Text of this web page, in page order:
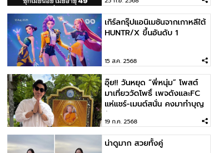
เกิร์ลกรุ๊ปแอนิเมชันจากเกาหลีใต้
HUNTR/X ขึ้นอันดับ 1
15 ส.ค. 2568
อุ๊ย!! วันหยุด “พี่หนุ่ม” โพสต์
มาเที่ยววัดโพธิ์ เพจดังและFC
แห่แชร์-เมนต์สนั่น คงมาทำบุญ
วันเกิดแหล
19 ก.ค. 2568
น่าดูมาก สวยทั้งคู่